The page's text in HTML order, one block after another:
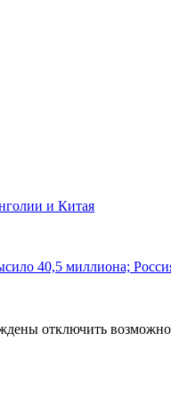
и Китая
40,5 миллиона;
отключить